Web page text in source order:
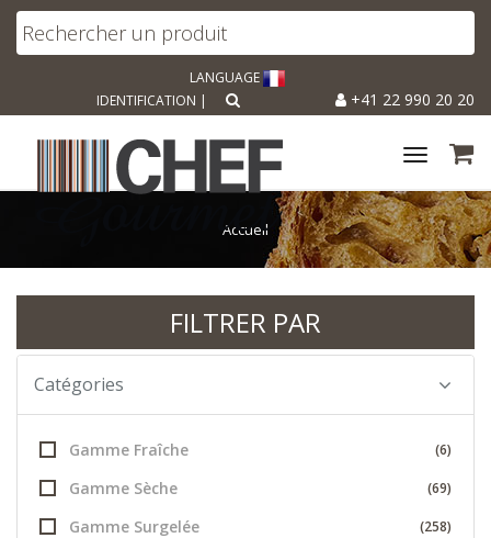
LANGUAGE
+41 22 990 20 20
IDENTIFICATION |
Toggle
Accueil
FILTRER PAR
Catégories
Gamme Fraîche (6)
Gamme Sèche (69)
Gamme Surgelée (258)